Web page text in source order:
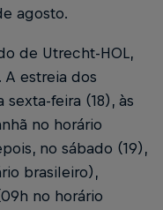
agosto.
de Utrecht-HOL,
A estreia dos
sexta-feira (18), às
no horário
no sábado (19),
brasileiro),
no horário